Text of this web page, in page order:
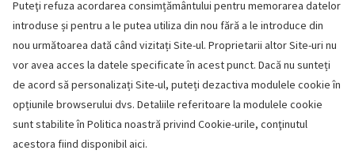
Puteţi refuza acordarea consimțământului pentru memorarea datelor
introduse și pentru a le putea utiliza din nou fără a le introduce din
nou următoarea dată când vizitați Site-ul. Proprietarii altor Site-uri nu
vor avea acces la datele specificate în acest punct. Dacă nu sunteți
de acord să personalizați Site-ul, puteți dezactiva modulele cookie în
opțiunile browserului dvs. Detaliile referitoare la modulele cookie
sunt stabilite în Politica noastră privind Cookie-urile, conţinutul
acestora fiind disponibil aici.